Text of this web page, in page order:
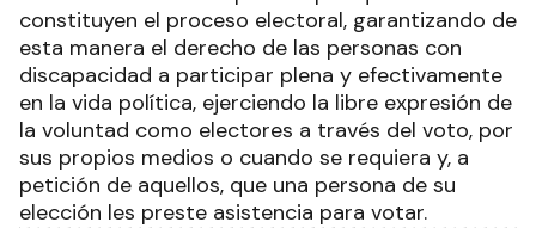
constituyen el proceso electoral, garantizando de
esta manera el derecho de las personas con
discapacidad a participar plena y efectivamente
en la vida política, ejerciendo la libre expresión de
la voluntad como electores a través del voto, por
sus propios medios o cuando se requiera y, a
petición de aquellos, que una persona de su
elección les preste asistencia para votar.